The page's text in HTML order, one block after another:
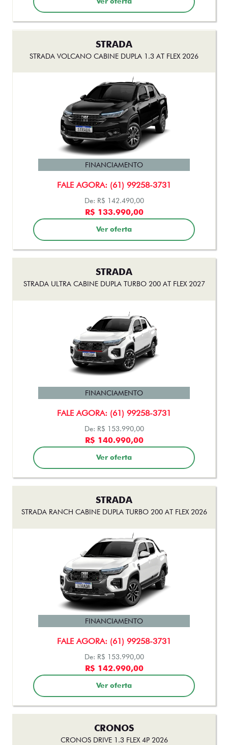
FALE AGORA: (61) 99258-3731
De: R$ 142.490,00
R$ 133.990,00
Ver oferta
STRADA
STRADA ULTRA CABINE DUPLA TURBO 200 AT FLEX 2027
FALE AGORA: (61) 99258-3731
FINANCIAMENTO
De: R$ 153.990,00
R$ 140.990,00
STRADA
STRADA RANCH CABINE DUPLA TURBO 200 AT FLEX 2026
FALE AGORA: (61) 99258-3731
FINANCIAMENTO
De: R$ 153.990,00
R$ 142.990,00
CRONOS
CRONOS DRIVE 1.3 FLEX 4P 2026
FALE AGORA: (61) 99258-3731
FINANCIAMENTO
R$103.990,00
Ver oferta